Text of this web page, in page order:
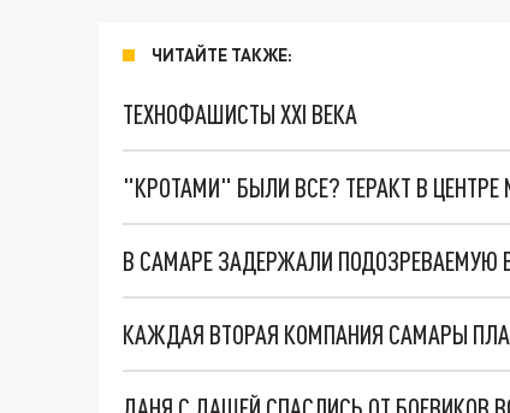
ЧИТАЙТЕ ТАКЖЕ:
ТЕХНОФАШИСТЫ XXI ВЕКА
"КРОТАМИ" БЫЛИ ВСЕ? ТЕРАКТ В
В САМАРЕ ЗАДЕРЖАЛИ ПОДОЗРЕВАЕМУЮ
КАЖДАЯ ВТОРАЯ КОМПАНИЯ САМАРЫ